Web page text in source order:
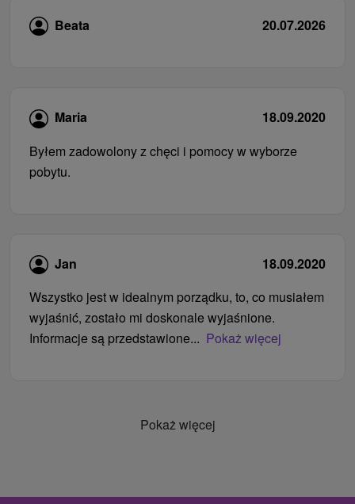
Beata 20.07.2026
Maria
18.09.2020
Byłem zadowolony z chęci i pomocy w wyborze
pobytu.
Jan
18.09.2020
Wszystko jest w idealnym porządku, to, co musiałem
wyjaśnić, zostało mi doskonale wyjaśnione.
Informacje są przedstawione... Pokaż więcej
Pokaż więcej